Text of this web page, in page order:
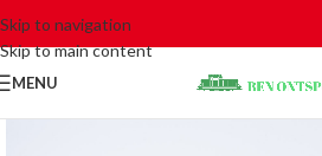
Skip to navigation
Skip to main content
MENU